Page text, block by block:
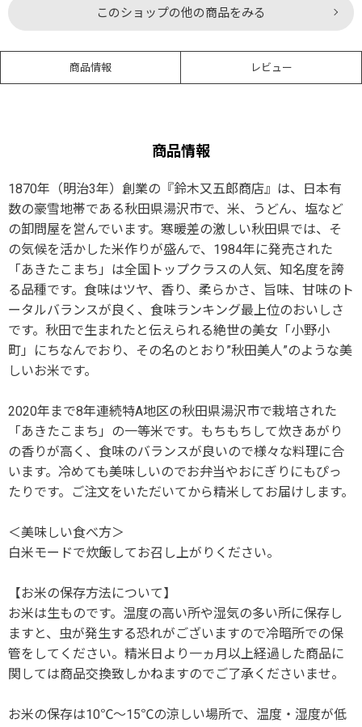
このショップの他の商品をみる
商品情報 レビュー
商品情報
1870年（明治3年）創業の『鈴木又五郎商店』は、日本有
数の豪雪地帯である秋田県湯沢市で、米、うどん、塩など
の卸問屋を営んでいます。寒暖差の激しい秋田県では、そ
の気候を活かした米作りが盛んで、1984年に発売された
「あきたこまち」は全国トップクラスの人気、知名度を誇
る品種です。食味はツヤ、香り、柔らかさ、旨味、甘味のト
ータルバランスが良く、食味ランキング最上位のおいしさ
です。秋田で生まれたと伝えられる絶世の美女「小野小
町」にちなんでおり、その名のとおり”秋田美人”のような美
しいお米です。
2020年まで8年連続特A地区の秋田県湯沢市で栽培された
「あきたこまち」の一等米です。もちもちして炊きあがり
の香りが高く、食味のバランスが良いので様々な料理に合
います。冷めても美味しいのでお弁当やおにぎりにもぴっ
たりです。ご注文をいただいてから精米してお届けします。
＜美味しい食べ方＞
白米モードで炊飯してお召し上がりください。
【お米の保存方法について】
お米は生ものです。温度の高い所や湿気の多い所に保存し
ますと、虫が発生する恐れがございますので冷暗所での保
管をしてください。精米日より一ヵ月以上経過した商品に
関しては商品交換致しかねますのでご了承くださいませ。
お米の保存は10℃～15℃の涼しい場所で、温度・湿度が低